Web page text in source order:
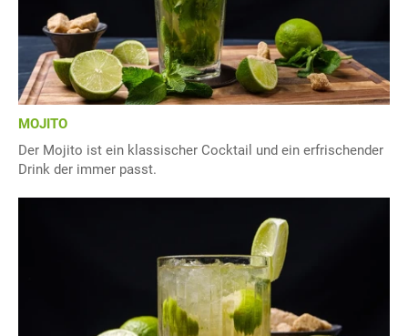
MOJITO
Der Mojito ist ein klassischer Cocktail und ein erfrischender
Drink der immer passt.